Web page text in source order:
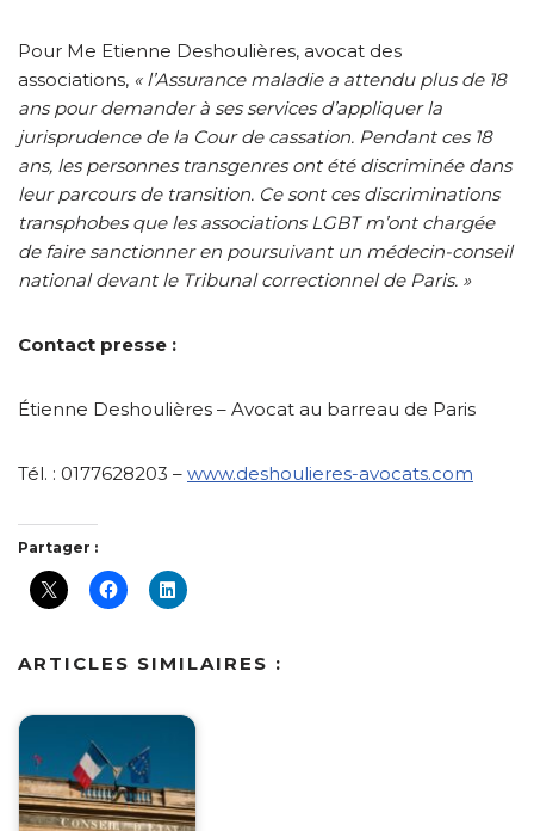
Pour Me Etienne Deshoulières, avocat des
associations, « l’Assurance maladie a attendu plus de 18
ans pour demander à ses services d’appliquer la
jurisprudence de la Cour de cassation. Pendant ces 18
ans, les personnes transgenres ont été discriminée dans
leur parcours de transition. Ce sont ces discriminations
transphobes que les associations LGBT m’ont chargée
de faire sanctionner en poursuivant un médecin-conseil
national devant le Tribunal correctionnel de Paris. »
Contact presse :
Étienne Deshoulières – Avocat au barreau de Paris
Tél. : 0177628203 – www.deshoulieres-avocats.com
Partager :
ARTICLES SIMILAIRES :